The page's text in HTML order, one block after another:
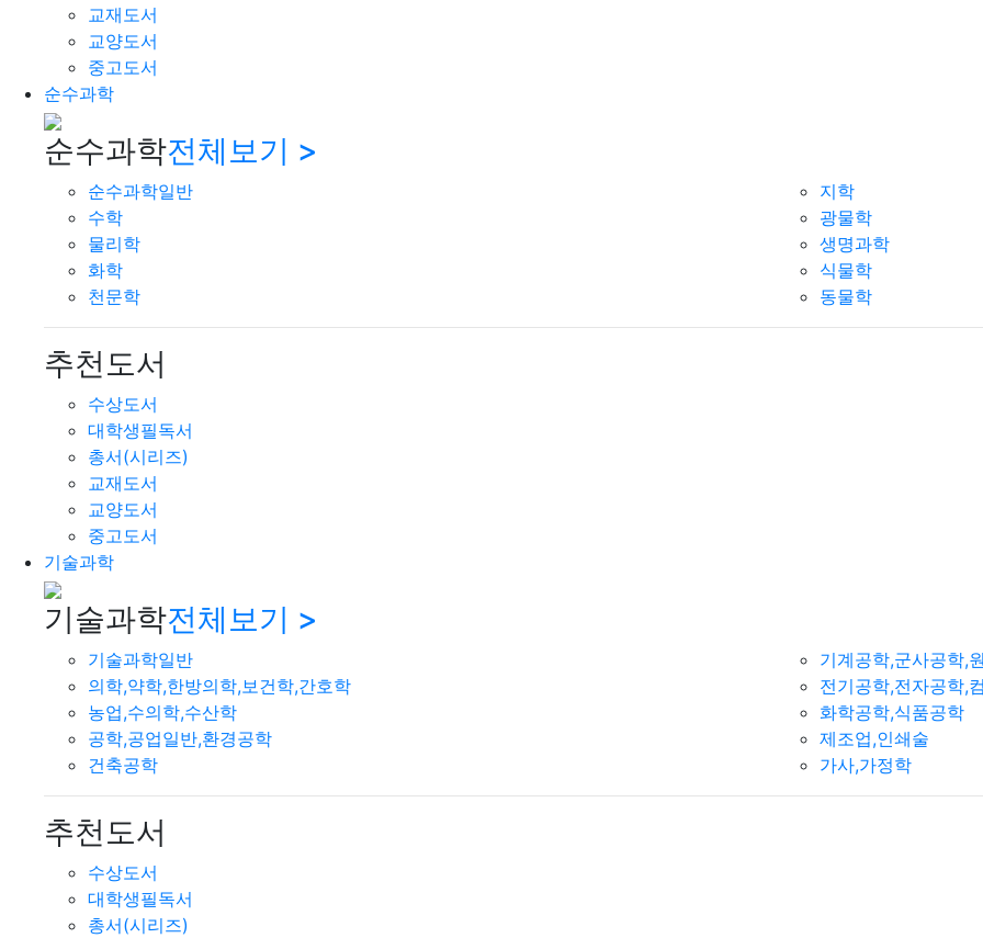
교재도서
교양도서
중고도서
순수과학
순수과학전체보기 >
순수과학일반
수학
물리학
화학
천문학
지학
광물학
생명과학
식물학
동물학
추천도서
수상도서
대학생필독서
총서(시리즈)
교재도서
교양도서
중고도서
기술과학
기술과학전체보기 >
기술과학일반
의학,약학,한방의학,보건학,간호학
농업,수의학,수산학
공학,공업일반,환경공학
건축공학
기계공학,군사공학,
전기공학,전자공학,
화학공학,식품공학
제조업,인쇄술
가사,가정학
추천도서
수상도서
대학생필독서
총서(시리즈)